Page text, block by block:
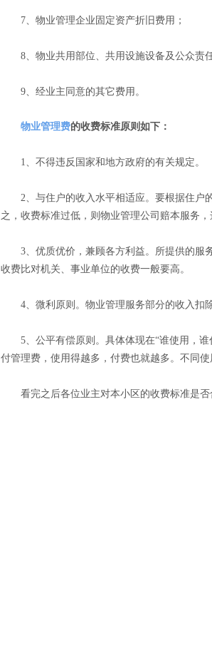
7、物业管理企业固定资产折旧费用；
8、物业共用部位、共用设施设备及公众责任
9、经业主同意的其它费用。
物业管理费的收费标准原则如下：
1、不得违反国家和地方政府的有关规定。
2、与住户的收入水平相适应。要根据住户的
之，收费标准过低，则物业管理公司赔本服务，
3、优质优价，兼顾各方利益。所提供的服务
收费比对机关、事业单位的收费一般要高。
4、微利原则。物业管理服务部分的收入扣除
5、公平有偿原则。具体体现在“谁使用，谁
付管理费，使用得越多，付费也就越多。不同
看完之后各位业主对本小区的收费标准是否